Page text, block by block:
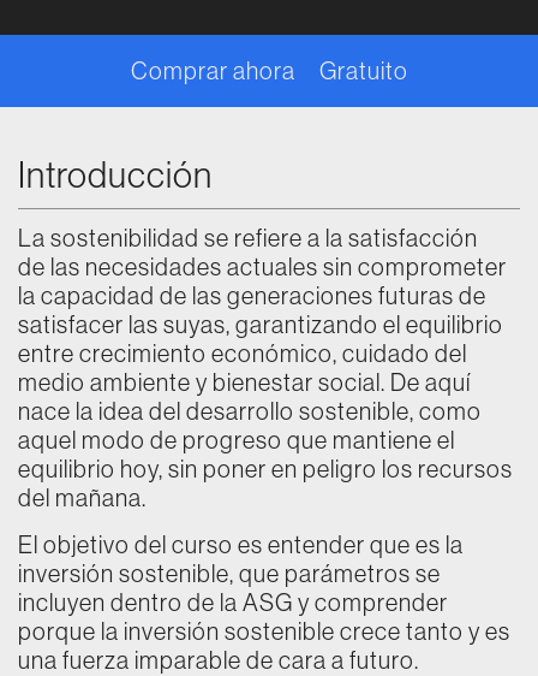
Comprar ahora Gratuito
Introducción
La sostenibilidad se refiere a la satisfacción
de las necesidades actuales sin comprometer
la capacidad de las generaciones futuras de
satisfacer las suyas, garantizando el equilibrio
entre crecimiento económico, cuidado del
medio ambiente y bienestar social. De aquí
nace la idea del desarrollo sostenible, como
aquel modo de progreso que mantiene el
equilibrio hoy, sin poner en peligro los recursos
del mañana.
El objetivo del curso es entender que es la
inversión sostenible, que parámetros se
incluyen dentro de la ASG y comprender
porque la inversión sostenible crece tanto y es
una fuerza imparable de cara a futuro.